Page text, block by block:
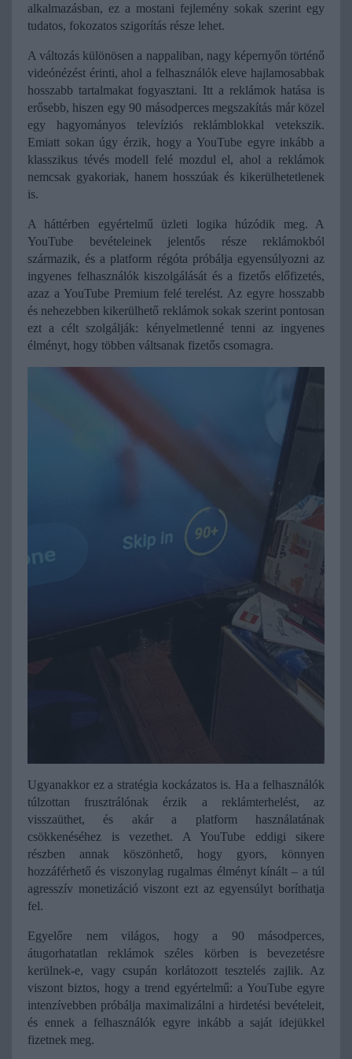
alkalmazásban, ez a mostani fejlemény sokak szerint egy
tudatos, fokozatos szigorítás része lehet.
A változás különösen a nappaliban, nagy képernyőn történő
videónézést érinti, ahol a felhasználók eleve hajlamosabbak
hosszabb tartalmakat fogyasztani. Itt a reklámok hatása is
erősebb, hiszen egy 90 másodperces megszakítás már közel
egy hagyományos televíziós reklámblokkal vetekszik.
Emiatt sokan úgy érzik, hogy a YouTube egyre inkább a
klasszikus tévés modell felé mozdul el, ahol a reklámok
nemcsak gyakoriak, hanem hosszúak és kikerülhetetlenek
is.
A háttérben egyértelmű üzleti logika húzódik meg. A
YouTube bevételeinek jelentős része reklámokból
származik, és a platform régóta próbálja egyensúlyozni az
ingyenes felhasználók kiszolgálását és a fizetős előfizetés,
azaz a YouTube Premium felé terelést. Az egyre hosszabb
és nehezebben kikerülhető reklámok sokak szerint pontosan
ezt a célt szolgálják: kényelmetlenné tenni az ingyenes
élményt, hogy többen váltsanak fizetős csomagra.
Ugyanakkor ez a stratégia kockázatos is. Ha a felhasználók
túlzottan frusztrálónak érzik a reklámterhelést, az
visszaüthet, és akár a platform használatának
csökkenéséhez is vezethet. A YouTube eddigi sikere
részben annak köszönhető, hogy gyors, könnyen
hozzáférhető és viszonylag rugalmas élményt kínált – a túl
agresszív monetizáció viszont ezt az egyensúlyt boríthatja
fel.
Egyelőre nem világos, hogy a 90 másodperces,
átugorhatatlan reklámok széles körben is bevezetésre
kerülnek-e, vagy csupán korlátozott tesztelés zajlik. Az
viszont biztos, hogy a trend egyértelmű: a YouTube egyre
intenzívebben próbálja maximalizálni a hirdetési bevételeit,
és ennek a felhasználók egyre inkább a saját idejükkel
fizetnek meg.